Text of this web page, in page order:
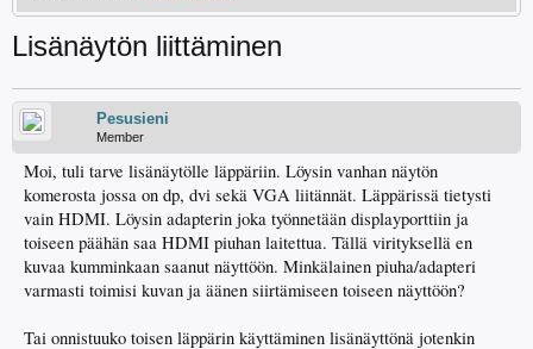
Lisänäytön liittäminen
Pesusieni
Member
Moi, tuli tarve lisänäytölle läppäriin. Löysin vanhan näytön
komerosta jossa on dp, dvi sekä VGA liitännät. Läppärissä tietysti
vain HDMI. Löysin adapterin joka työnnetään displayporttiin ja
toiseen päähän saa HDMI piuhan laitettua. Tällä virityksellä en
kuvaa kumminkaan saanut näyttöön. Minkälainen piuha/adapteri
varmasti toimisi kuvan ja äänen siirtämiseen toiseen näyttöön?
Tai onnistuuko toisen läppärin käyttäminen lisänäyttönä jotenkin